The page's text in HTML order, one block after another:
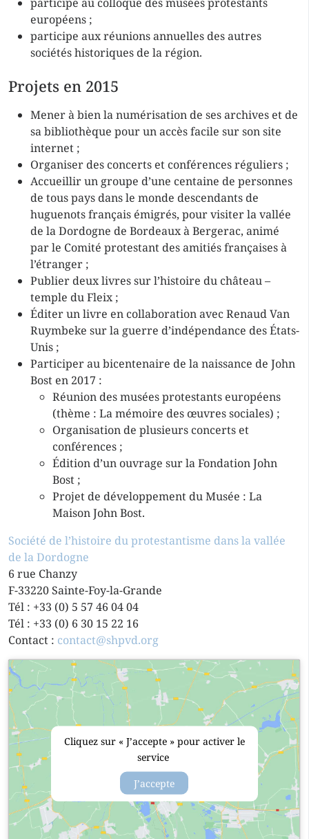
européens ;
participe aux réunions annuelles des autres
sociétés historiques de la région.
Projets en 2015
Mener à bien la numérisation de ses archives et de
sa bibliothèque pour un accès facile sur son site
internet ;
Organiser des concerts et conférences réguliers ;
Accueillir un groupe d’une centaine de personnes
de tous pays dans le monde descendants de
huguenots français émigrés, pour visiter la vallée
de la Dordogne de Bordeaux à Bergerac, animé
par le Comité protestant des amitiés françaises à
l’étranger ;
Publier deux livres sur l’histoire du château –
temple du Fleix ;
Éditer un livre en collaboration avec Renaud Van
Ruymbeke sur la guerre d’indépendance des États-
Unis ;
Participer au bicentenaire de la naissance de John
Bost en 2017 :
Réunion des musées protestants européens
(thème : La mémoire des œuvres sociales) ;
Organisation de plusieurs concerts et
conférences ;
Édition d’un ouvrage sur la Fondation John
Bost ;
Projet de développement du Musée : La
Maison John Bost.
Société de l’histoire du protestantisme dans la vallée
de la Dordogne
6 rue Chanzy
F-33220 Sainte-Foy-la-Grande
Tél : +33 (0) 5 57 46 04 04
Tél : +33 (0) 6 30 15 22 16
Contact : contact@shpvd.org
Cliquez sur « J’accepte » pour activer le
service
J’accepte